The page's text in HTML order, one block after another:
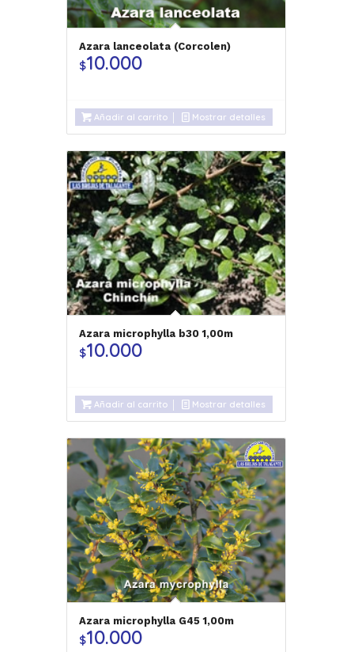
Azara lanceolata (Corcolen)
$10.000
Añadir al carrito Mostrar detalles
Azara microphylla b30 1,00m
$10.000
Añadir al carrito Mostrar detalles
Azara microphylla G45 1,00m
$10.000